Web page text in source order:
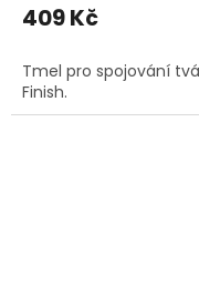
409 Kč
Tmel pro spojování
Finish.